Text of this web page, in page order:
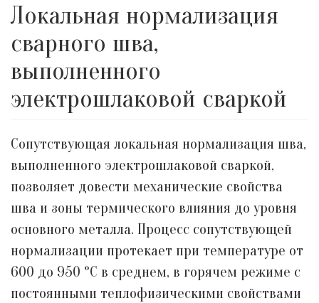
Локальная нормализация
сварного шва,
выполненного
электрошлаковой сваркой
Сопутствующая локальная нормализация шва,
выполненного электрошлаковой сваркой,
позволяет довести механические свойства
шва и зоны термического влияния до уровня
основного металла. Процесс сопутствующей
нормализации протекает при температуре от
600 до 950 °С в среднем, в горячем режиме с
постоянными теплофизическими свойствами